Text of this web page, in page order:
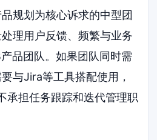
品规划为核心诉求的中型团
理用户反馈、频繁与业务
品团队。如果团队同时需
与Jira等工具搭配使用，
担任务跟踪和迭代管理职